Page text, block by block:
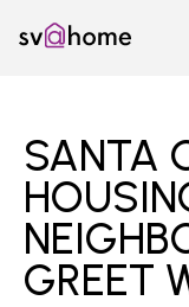
content
OUR IMPACT
JOIN
on
Facebook
on
Twitter
on
YouTube
on
Instagram
on
TikTok
SANTA
GREET